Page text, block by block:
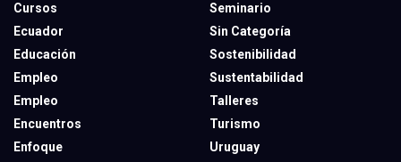
Cursos
Ecuador
Educación
Empleo
Empleo
Encuentros
Enfoque
Seminario
Sin Categoría
Sostenibilidad
Sustentabilidad
Talleres
Turismo
Uruguay